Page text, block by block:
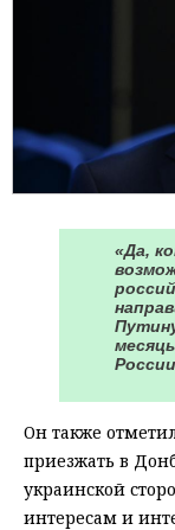
«Да,
Он также
приезжать в
украинской
интересам и